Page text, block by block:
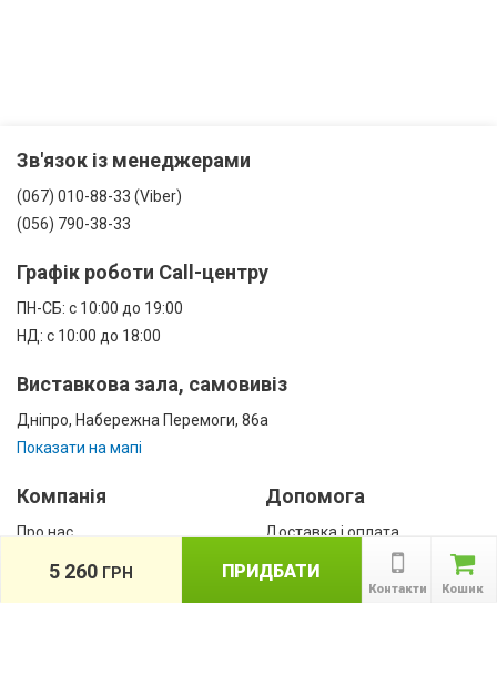
Зв'язок із менеджерами
(067) 010-88-33 (Viber)
(056) 790-38-33
Графік роботи Call-центру
ПН-СБ: с 10:00 до 19:00
НД: с 10:00 до 18:00
Виставкова зала, самовивіз
Дніпро, Набережна Перемоги, 86а
Показати на мапі
Компанія
Про нас
Допомога
Доставка і оплата
Кошик
Контакти
ПРИДБАТИ
5 260 ГРН